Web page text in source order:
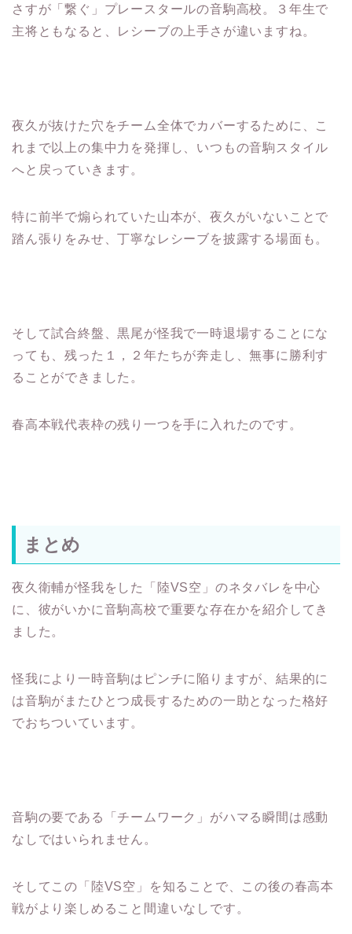
さすが「繋ぐ」プレースタールの音駒高校。３年生で
主将ともなると、レシーブの上手さが違いますね。
夜久が抜けた穴をチーム全体でカバーするために、こ
れまで以上の集中力を発揮し、いつもの音駒スタイル
へと戻っていきます。
特に前半で煽られていた山本が、夜久がいないことで
踏ん張りをみせ、丁寧なレシーブを披露する場面も。
そして試合終盤、黒尾が怪我で一時退場することにな
っても、残った１，２年たちが奔走し、無事に勝利す
ることができました。
春高本戦代表枠の残り一つを手に入れたのです。
まとめ
夜久衛輔が怪我をした「陸VS空」のネタバレを中心
に、彼がいかに音駒高校で重要な存在かを紹介してき
ました。
怪我により一時音駒はピンチに陥りますが、結果的に
は音駒がまたひとつ成長するための一助となった格好
でおちついています。
音駒の要である「チームワーク」がハマる瞬間は感動
なしではいられません。
そしてこの「陸VS空」を知ることで、この後の春高本
戦がより楽しめること間違いなしです。